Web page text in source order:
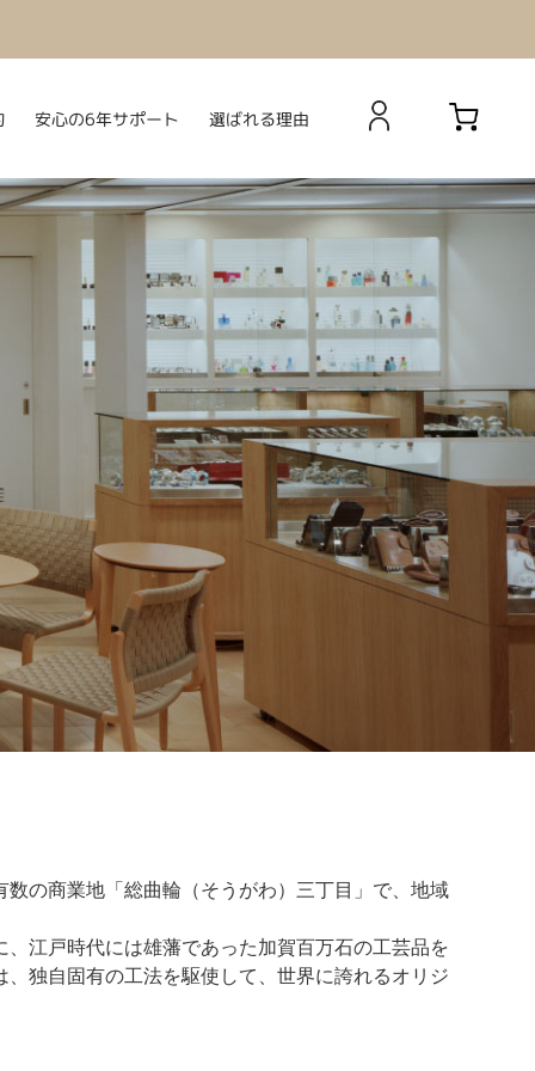
安心の6年サポート 選ばれる理由
の商業地「総曲輪（そうがわ）三丁目」で、地域
江戸時代には雄藩であった加賀百万石の工芸品を
独自固有の工法を駆使して、世界に誇れるオリジ